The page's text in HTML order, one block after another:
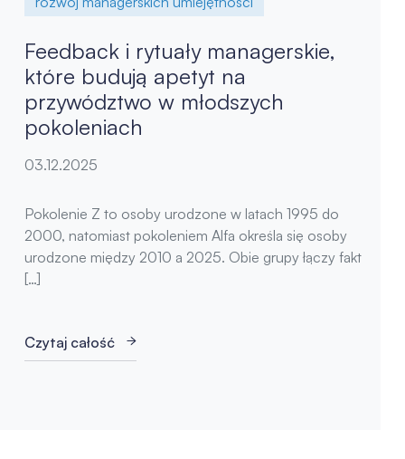
Feedback i rytuały managerskie,
które budują apetyt na
przywództwo w młodszych
pokoleniach
03.12.2025
Pokolenie Z to osoby urodzone w latach 1995 do
2000, natomiast pokoleniem Alfa określa się osoby
urodzone między 2010 a 2025. Obie grupy łączy fakt
[…]
Czytaj całość